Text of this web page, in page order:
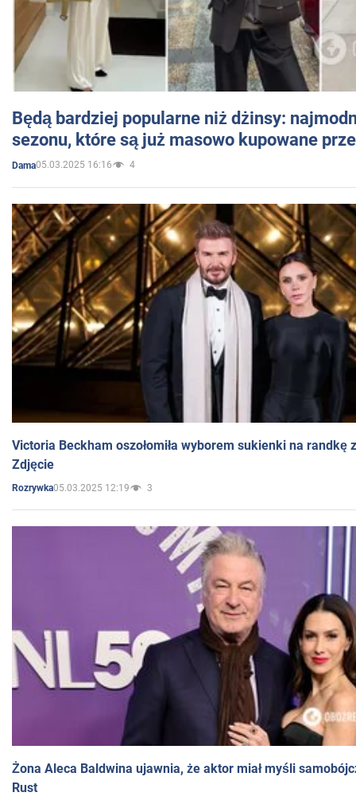
Będą bardziej popularne niż dżinsy:
sezonu, które są już masowo kupowane
Dama05.03.2025 16:16 4
Victoria Beckham oszołomiła wyborem sukienki na randkę
Zdjęcie
Rozrywka05.03.2025 12:19 3
Żona Aleca Baldwina ujawnia, że aktor miał myśli
Rust